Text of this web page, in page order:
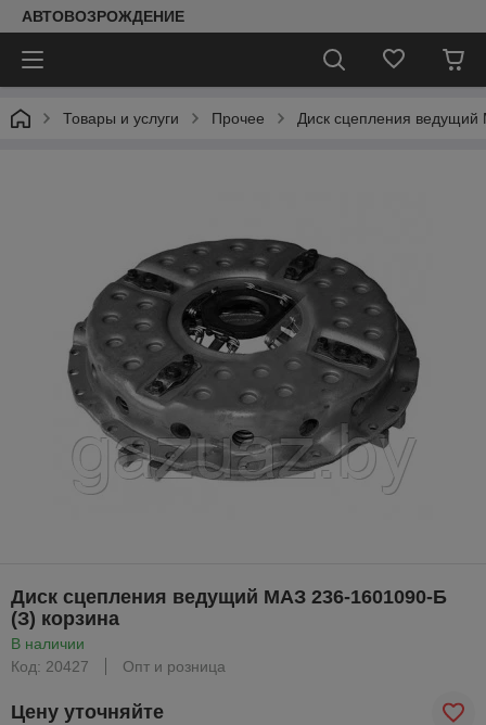
АВТОВОЗРОЖДЕНИЕ
Товары и услуги Прочее Диск сцепления
Диск сцепления ведущий МАЗ 236-1601090-Б
(З) корзина
В наличии
Код: 20427
Опт и розница
Цену уточняйте